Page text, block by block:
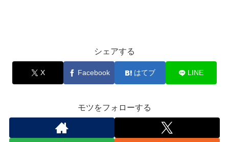
シェアする
X Facebook はてブ LINE
モツをフォローする